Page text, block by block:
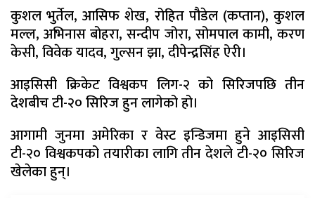
कुशल भुर्तेल, आसिफ शेख, रोहित पौडेल (कप्तान), कुशल
मल्ल, अभिनास बोहरा, सन्दीप जोरा, सोमपाल कामी, करण
केसी, विवेक यादव, गुल्सन झा, दीपेन्द्रसिंह ऐरी।
आइसिसी क्रिकेट विश्वकप लिग-२ को सिरिजपछि तीन
देशबीच टी-२० सिरिज हुन लागेको हो।
आगामी जुनमा अमेरिका र वेस्ट इन्डिजमा हुने आइसिसी
टी-२० विश्वकपको तयारीका लागि तीन देशले टी-२० सिरिज
खेलेका हुन्।